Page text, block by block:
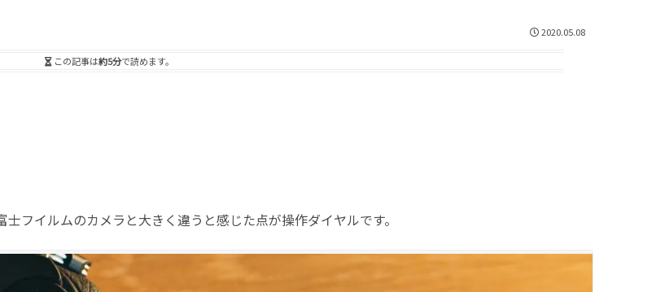
2020.05.08
この記事は約5分で読めます。
フイルムのカメラと大きく違うと感じた点が操作ダイヤルです。